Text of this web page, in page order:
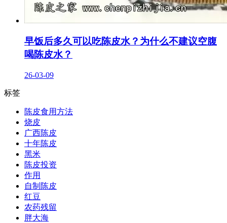
早饭后多久可以吃陈皮水？为什么不建议空腹
喝陈皮水？
26-03-09
标签
陈皮食用方法
烧皮
广西陈皮
十年陈皮
黑米
陈皮投资
作用
自制陈皮
红豆
农药残留
胖大海